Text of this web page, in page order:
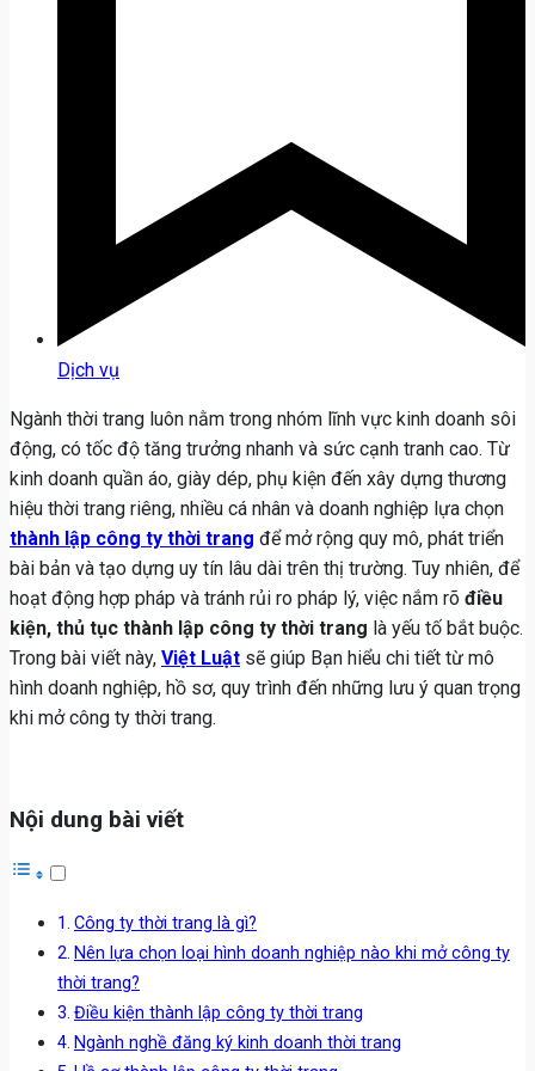
Dịch vụ
Ngành thời trang luôn nằm trong nhóm lĩnh vực kinh doanh sôi
động, có tốc độ tăng trưởng nhanh và sức cạnh tranh cao. Từ
kinh doanh quần áo, giày dép, phụ kiện đến xây dựng thương
hiệu thời trang riêng, nhiều cá nhân và doanh nghiệp lựa chọn
thành lập công ty thời trang để mở rộng quy mô, phát triển
bài bản và tạo dựng uy tín lâu dài trên thị trường. Tuy nhiên, để
hoạt động hợp pháp và tránh rủi ro pháp lý, việc nắm rõ điều
kiện, thủ tục thành lập công ty thời trang là yếu tố bắt buộc.
Trong bài viết này, Việt Luật sẽ giúp Bạn hiểu chi tiết từ mô
hình doanh nghiệp, hồ sơ, quy trình đến những lưu ý quan trọng
khi mở công ty thời trang.
Nội dung bài viết
Công ty thời trang là gì?
Nên lựa chọn loại hình doanh nghiệp nào khi mở công ty
thời trang?
Điều kiện thành lập công ty thời trang
Ngành nghề đăng ký kinh doanh thời trang